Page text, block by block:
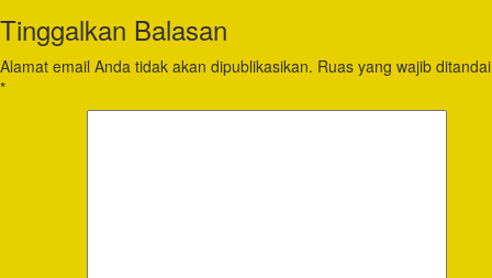
Tinggalkan Balasan
Alamat email Anda tidak akan dipublikasikan. Ruas yang wajib ditandai
*